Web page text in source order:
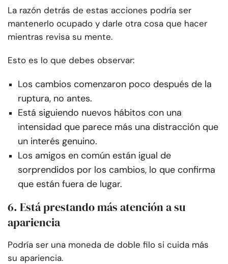
La razón detrás de estas acciones podría ser
mantenerlo ocupado y darle otra cosa que hacer
mientras revisa su mente.
Esto es lo que debes observar:
Los cambios comenzaron poco después de la
ruptura, no antes.
Está siguiendo nuevos hábitos con una
intensidad que parece más una distracción que
un interés genuino.
Los amigos en común están igual de
sorprendidos por los cambios, lo que confirma
que están fuera de lugar.
6. Está prestando más atención a su
apariencia
Podría ser una moneda de doble filo si cuida más
su apariencia.